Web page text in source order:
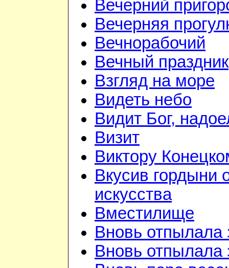
Вечерний
Вечерняя
Вечнорабочий
Вечный праздник
Взгляд на море
Видеть небо
Видит Бог,
Визит
Виктору
Вкусив гордыни
искусства
Вместилище
Вновь отпылала
Вновь отпылала